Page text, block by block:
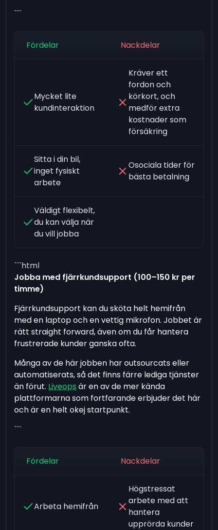
```
Fördelar Nackdelar
Mycket lite
kundinteraktion
Kräver ett
fordon och
körkort, och
medför extra
kostnader som
försäkring
Sitta i din bil,
inget fysiskt
arbete
Osociala tider för
bästa betalning
Väldigt flexibelt,
du kan välja när
du vill jobba
```html
Jobba med fjärrkundsupport (100–150 kr per
timme)
Fjärrkundsupport kan du sköta helt hemifrån
med en laptop och en vettig mikrofon. Jobbet är
rätt straight forward, även om du får hantera
frustrerade kunder ganska ofta.
Många av de här jobben har outsourcats eller
automatiserats, så det finns färre lediga tjänster
än förut. Liveops är en av de mer kända
plattformarna som fortfarande erbjuder det här
och är en helt okej startpunkt.
```
Fördelar Nackdelar
Arbeta hemifrån
Högstressat
arbete med att
hantera
upprörda kunder